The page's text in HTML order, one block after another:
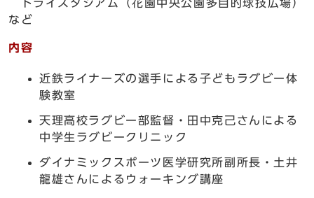
トライスタジアム（花園中央公園多目的球技広場）
など
内容
近鉄ライナーズの選手による子どもラグビー体
験教室
天理高校ラグビー部監督・田中克己さんによる
中学生ラグビークリニック
ダイナミックスポーツ医学研究所副所長・土井
龍雄さんによるウォーキング講座